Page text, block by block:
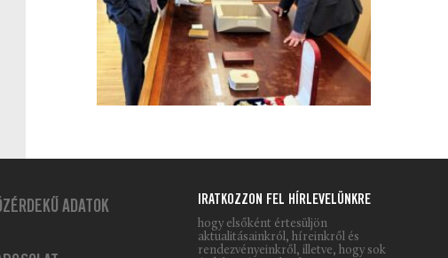
ADATOK IRATKOZZON FEL HÍRLEVELÜNKRE
hogy elsőként értesüljön
aktualitásainkról, híreinkről és
rendezvényeinkről, illetve, hogy sok